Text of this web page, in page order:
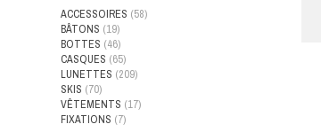
ACCESSOIRES (58)
BÂTONS (19)
BOTTES (46)
CASQUES (65)
LUNETTES (209)
SKIS (70)
VÊTEMENTS (17)
FIXATIONS (7)